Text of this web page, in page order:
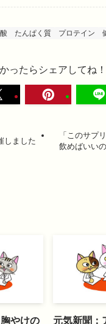
たんぱく質 プロテイン
ったらシェアしてね！
しました
「このサプ
飲めばいい
やけの
元気新聞：